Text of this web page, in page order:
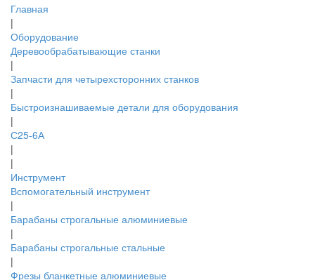
Главная
|
Оборудование
Деревообрабатывающие станки
|
Запчасти для четырехсторонних станков
|
Быстроизнашиваемые детали для оборудования
|
С25-6А
|
|
Инструмент
Вспомогательный инструмент
|
Барабаны строгальные алюминиевые
|
Барабаны строгальные стальные
|
Фрезы бланкетные алюминиевые